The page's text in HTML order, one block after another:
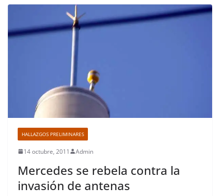
HALLAZGOS PRELIMINARES
14 octubre, 2011 Admin
Mercedes se rebela contra la
invasión de antenas